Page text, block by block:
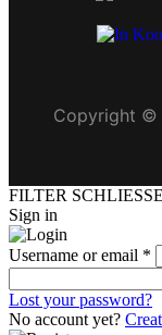
Copyright ©
FILTER
Sign in
Username or email *
Lost your password?
No account yet?